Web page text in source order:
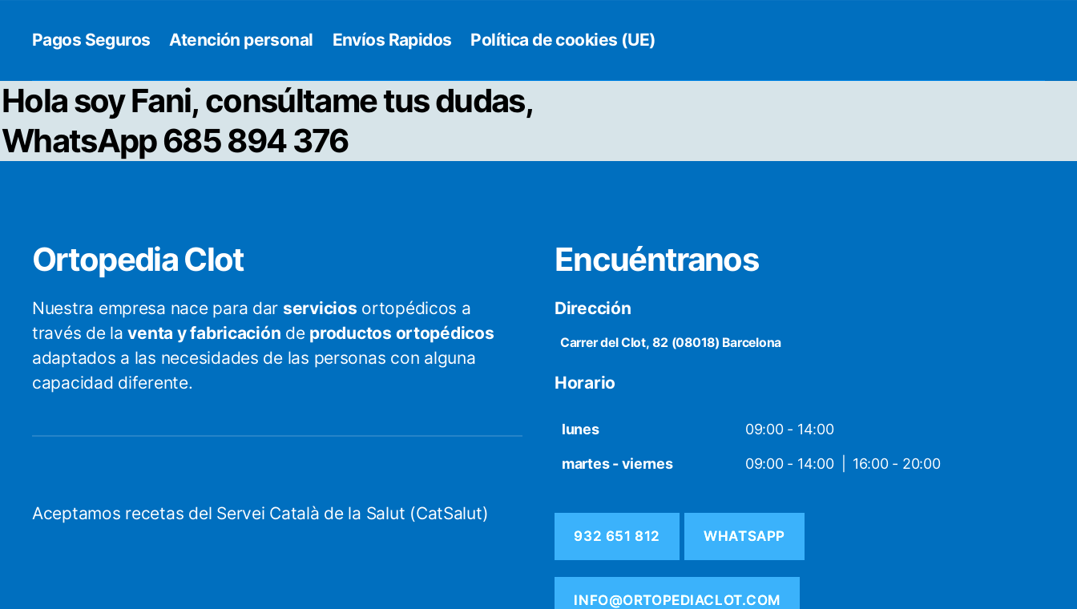
Pagos Seguros Atención personal Envíos Rapidos Política de cookies (UE)
Hola soy Fani, consúltame tus dudas,
WhatsApp 685 894 376
Ortopedia Clot
Nuestra empresa nace para dar servicios ortopédicos a
través de laventa y fabricación de productos ortopédicos
adaptados a las necesidades de las personas con alguna
capacidad diferente.
Aceptamos recetas del Servei Català de la Salut (CatSalut)
Encuéntranos
Dirección
Carrer del Clot, 82 (08018) Barcelona
Horario
lunes 09:00 - 14:00
martes - viernes 09:00 - 14:00 16:00 - 20:00
932 651 812 WHATSAPP
INFO@ORTOPEDIACLOT.COM